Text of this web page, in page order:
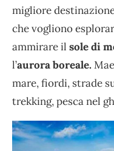
migliore
che vogliono
ammirare il sole di
l’aurora boreale.
mare, fiordi, strade
trekking, pesca nel